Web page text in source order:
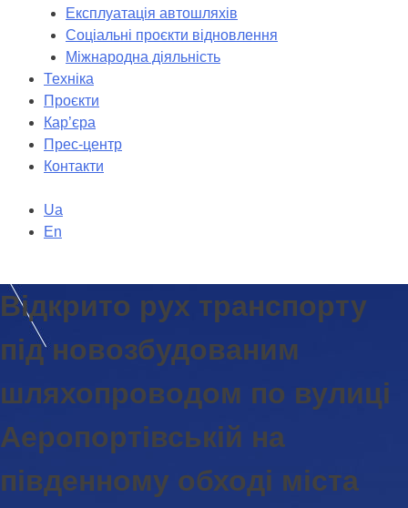
Експлуатація автошляхів
Соціальні проєкти відновлення
Міжнародна діяльність
Техніка
Проєкти
Кар’єра
Прес-центр
Контакти
Ua
En
Відкрито рух транспорту
під новозбудованим
шляхопроводом по вулиці
Аеропортівській на
південному обході міста